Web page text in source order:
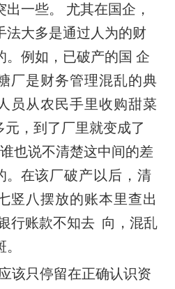
一些。
尤其在国企，
法大多是通过人为的财
。例如，已破产的国企
厂是财务管理混乱的典
员从农民手里收购甜菜
元，到了厂里就变成了
也说不清楚这中间的差
。在该厂破产以后，清
竖八摆放的账本里查出
行账款不知去 向，混乱
该只停留在正确认识资